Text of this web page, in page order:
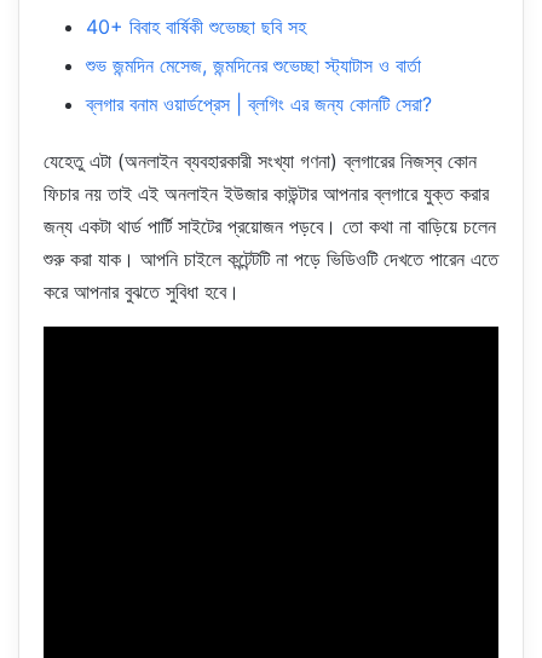
40+ বিবাহ বার্ষিকী শুভেচ্ছা ছবি সহ
শুভ জন্মদিন মেসেজ, জন্মদিনের শুভেচ্ছা স্ট্যাটাস ও বার্তা
ব্লগার বনাম ওয়ার্ডপ্রেস | ব্লগিং এর জন্য কোনটি সেরা?
যেহেতু এটা (অনলাইন ব্যবহারকারী সংখ্যা গণনা) ব্লগারের নিজস্ব কোন
ফিচার নয় তাই এই অনলাইন ইউজার কাউন্টার আপনার ব্লগারে যুক্ত করার
জন্য একটা থার্ড পার্টি সাইটের প্রয়োজন পড়বে। তো কথা না বাড়িয়ে চলেন
শুরু করা যাক। আপনি চাইলে কন্টেন্টটি না পড়ে ভিডিওটি দেখতে পারেন এতে
করে আপনার বুঝতে সুবিধা হবে।